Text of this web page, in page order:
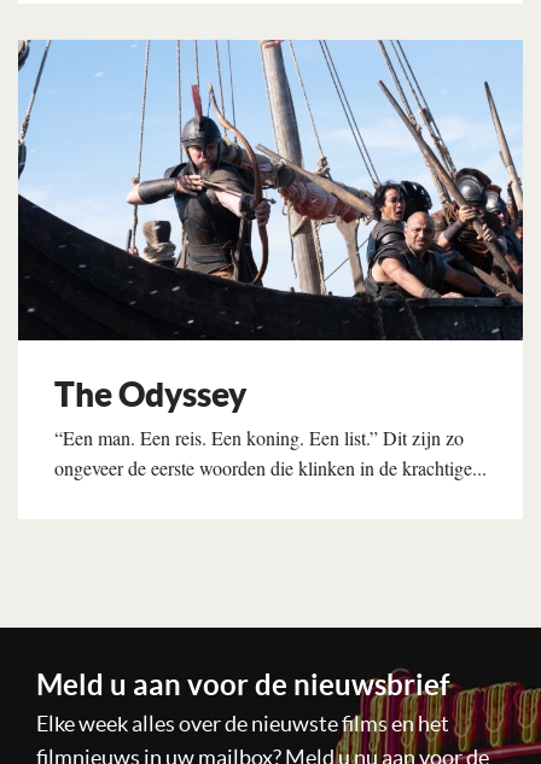
Lees verder
The Odyssey
“Een man. Een reis. Een koning. Een list.” Dit zijn zo
ongeveer de eerste woorden die klinken in de krachtige...
Meld u aan voor de nieuwsbrief
Elke week alles over de nieuwste films en het
filmnieuws in uw mailbox? Meld u nu aan voor de